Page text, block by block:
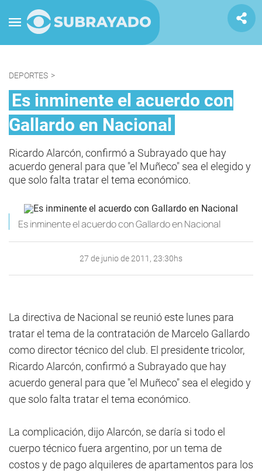
DEPORTES >
Es inminente el acuerdo con
Gallardo en Nacional
Ricardo Alarcón, confirmó a Subrayado que hay
acuerdo general para que "el Muñeco" sea el elegido y
que solo falta tratar el tema económico.
Es inminente el acuerdo con Gallardo en Nacional
27 de junio de 2011, 23:30hs
La directiva de Nacional se reunió este lunes para
tratar el tema de la contratación de Marcelo Gallardo
como director técnico del club. El presidente tricolor,
Ricardo Alarcón, confirmó a Subrayado que hay
acuerdo general para que "el Muñeco" sea el elegido y
que solo falta tratar el tema económico.
La complicación, dijo Alarcón, se daría si todo el
cuerpo técnico fuera argentino, por un tema de
costos y de pago alquileres de apartamentos para los